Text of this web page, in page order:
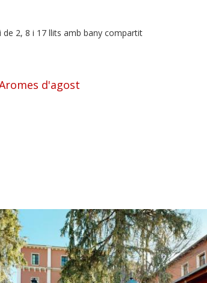
2, 8 i 17 llits amb bany compartit
d'agost